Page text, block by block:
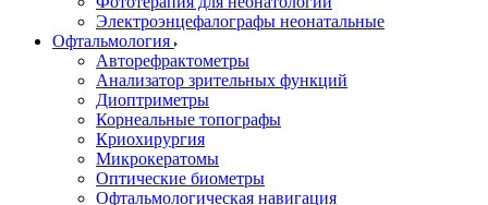
Электроэнцефалографы неонатальные
Офтальмология
Авторефрактометры
Анализатор зрительных функций
Диоптриметры
Корнеальные топографы
Криохирургия
Микрокератомы
Оптические биометры
Офтальмологическая навигация